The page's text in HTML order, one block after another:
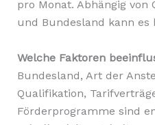
pro Monat. Abhängig
und Bundesland kann es
Welche Faktoren
Bundesland, Art der
Qualifikation,
Förderprogramme sind